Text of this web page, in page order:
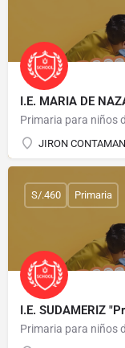
I.E. MARIA DE
Primaria para niños
JIRON
I.E. SUDAMERIZ
Primaria para niños
S/.460 Primaria